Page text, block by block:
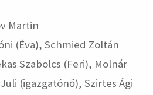
Martin
(Éva), Schmied Zoltán
Szabolcs (Feri), Molnár
(igazgatónő), Szirtes Ági